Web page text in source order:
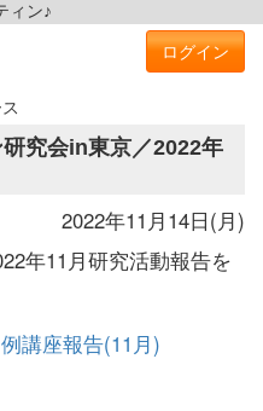
ィン♪
ログイン
研究会in東京／2022年
2022年11月14日(月)
年11月研究活動報告を
講座報告(11月)